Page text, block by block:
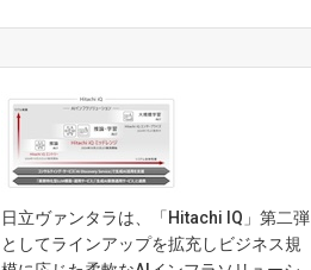
日立ヴァンタラは、「Hitachi IQ」第二弾
としてラインアップを拡充しビジネス規